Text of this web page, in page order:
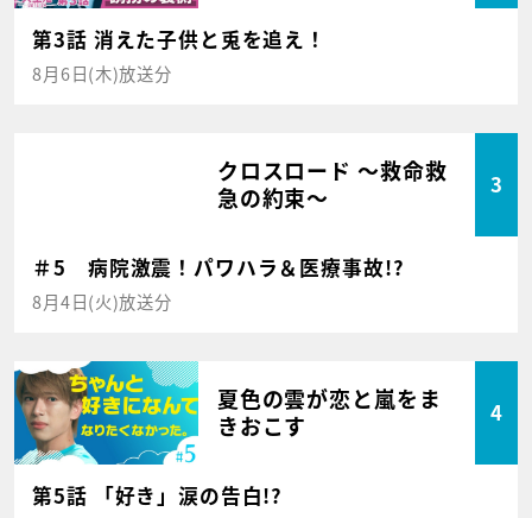
第3話 消えた子供と兎を追え！
8月6日(木)放送分
クロスロード ～救命救
急の約束～
3
＃5 病院激震！パワハラ＆医療事故!?
8月4日(火)放送分
夏色の雲が恋と嵐をま
きおこす
4
第5話 「好き」涙の告白!?